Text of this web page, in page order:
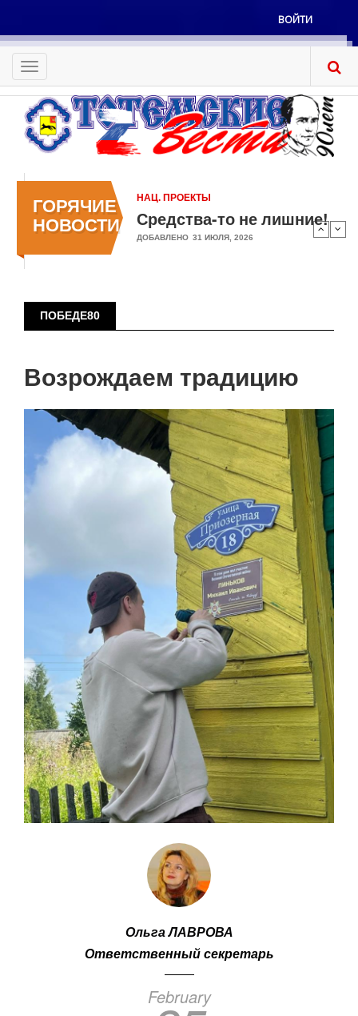
основному
содержанию
Меню
учётной
записи
пользователя
ВОЙТИ
Toggle
navigation
ГОРЯЧИЕ
НОВОСТИ
НАЦ. ПРОЕКТЫ
Средства-то не лишние!
ДОБАВЛЕНО 31 ИЮЛЯ, 2026
ПОБЕДЕ80
Возрождаем традицию
Ольга ЛАВРОВА
Ответственный секретарь
February
страниц